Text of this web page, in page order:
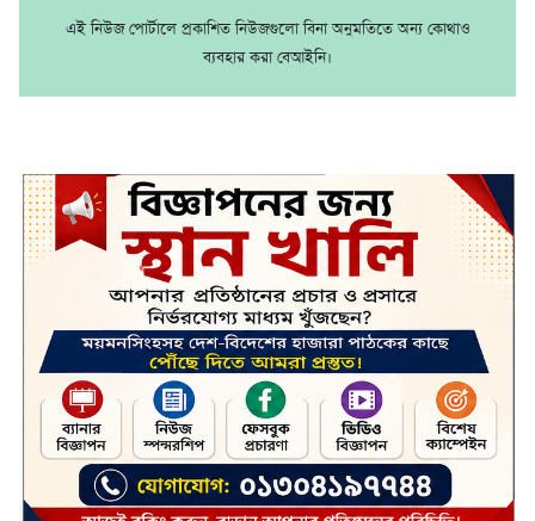
এই নিউজ পোর্টালে প্রকাশিত নিউজগুলো বিনা অনুমতিতে অন্য কোথাও
ব্যবহার করা বেআইনি।